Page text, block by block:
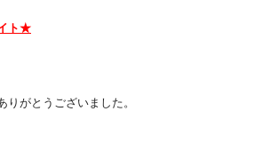
ト★
がとうございました。